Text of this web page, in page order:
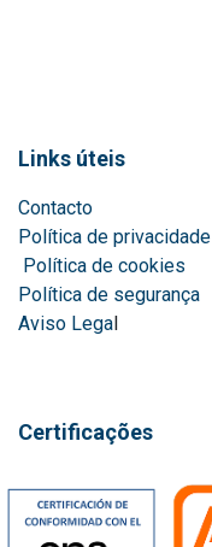
Links úteis
Contacto
Política de privacidade
Política de cookies
Política de segurança
Aviso Legal
Certificações